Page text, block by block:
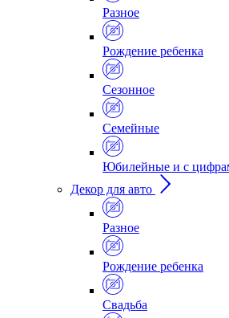
Разное
Рождение ребенка
Сезонное
Семейные
Юбилейные и с
Декор для авто
Разное
Рождение ребенка
Свадьба